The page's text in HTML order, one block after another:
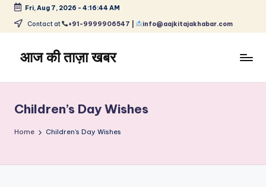
Skip
content
Fri, Aug 7, 2026 - 4:16:45 AM
Contact at +91-9999906547 | info@aajkitajakhabar.com
आज की ताज़ा खबर
ताज़ा
समाचार
–
Children’s Day Wishes
Home Children’s Day Wishes